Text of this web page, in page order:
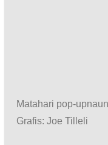
Matahari pop-up
Grafis:Joe Tilleli